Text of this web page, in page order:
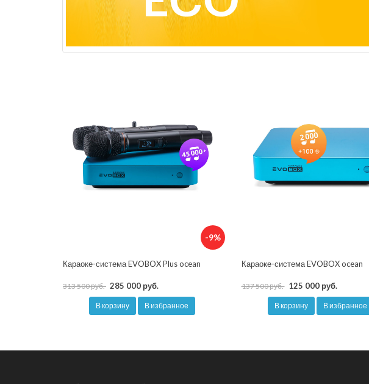
-9%
Караоке-система EVOBOX Plus ocean
313 500 руб. 285 000 руб.
В корзину В избранное
Караоке-система EVOBOX ocean
137 500 руб. 125 000 руб.
В корзину В избранное